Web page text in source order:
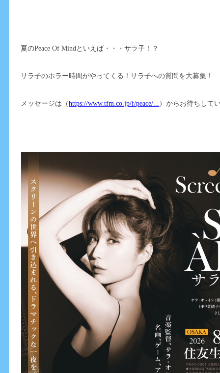
夏のPeace Of Mindといえば・・・サラ子！？
サラ子のホラー時間がやってくる！サラ子への質問を大募集！
メッセージは（https://www.tfm.co.jp/f/peace/... ）からお待ちして